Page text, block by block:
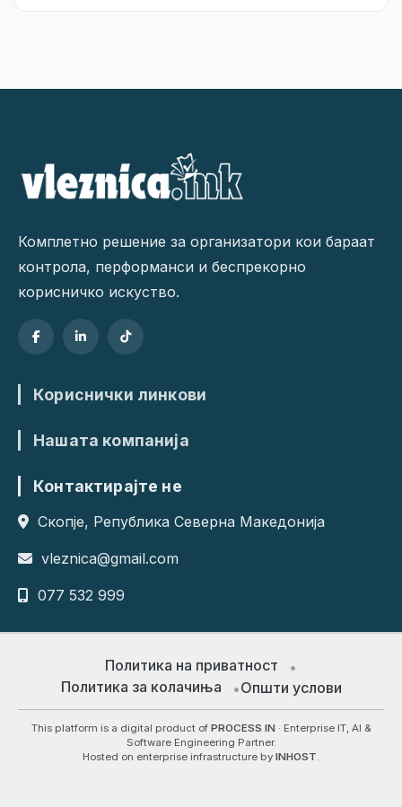
Комплетно решение за организатори кои бараат
контрола, перформанси и беспрекорно
корисничко искуство.
Кориснички линкови
Нашата компанија
Контактирајте не
Скопје, Република Северна Македонија
vleznica@gmail.com
077 532 999
Политика на приватност
Политика за колачиња
Општи услови
This platform is a digital product of PROCESS IN· Enterprise IT, AI &
Software Engineering Partner.
Hosted on enterprise infrastructure by INHOST